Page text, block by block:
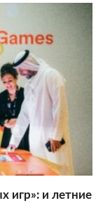
игр»: и летние